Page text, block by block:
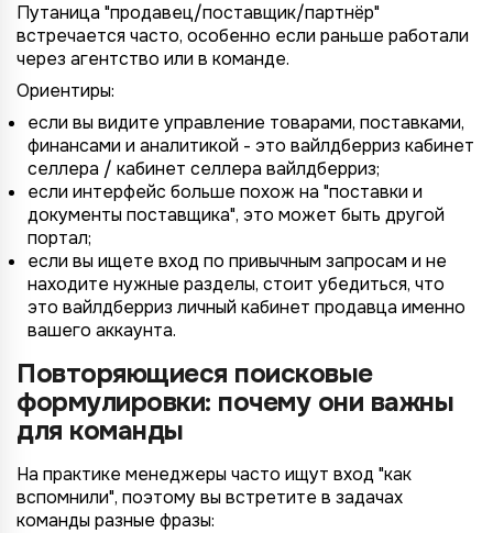
Путаница "продавец/поставщик/партнёр"
встречается часто, особенно если раньше работали
через агентство или в команде.
Ориентиры:
если вы видите управление товарами, поставками,
финансами и аналитикой - это вайлдберриз кабинет
селлера / кабинет селлера вайлдберриз;
если интерфейс больше похож на "поставки и
документы поставщика", это может быть другой
портал;
если вы ищете вход по привычным запросам и не
находите нужные разделы, стоит убедиться, что
это вайлдберриз личный кабинет продавца именно
вашего аккаунта.
Повторяющиеся поисковые
формулировки: почему они важны
для команды
На практике менеджеры часто ищут вход "как
вспомнили", поэтому вы встретите в задачах
команды разные фразы: